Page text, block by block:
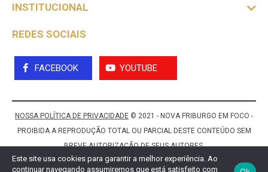
INSTITUCIONAL
REDES SOCIAIS
FACEBOOK YOUTUBE
NOSSA POLÍTICA DE PRIVACIDADE © 2021 - NOVA FRIBURGO EM FOCO -
PROIBIDA A REPRODUÇÃO TOTAL OU PARCIAL DESTE CONTEÚDO SEM
BREVE AUTORIZAÇÃO DE SEUS AUTORES.
Este site usa cookies para garantir a melhor experiência. Ao
continuar navegando assumiremos que está satisfeito com